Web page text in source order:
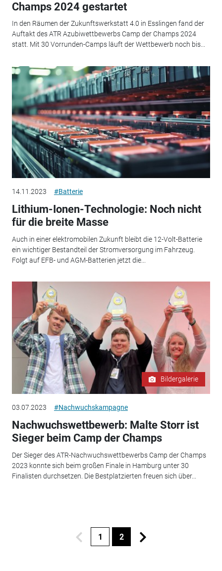
Champs 2024 gestartet
In den Räumen der Zukunftswerkstatt 4.0 in Esslingen fand der
Auftakt des ATR Azubiwettbewerbs Camp der Champs 2024
statt. Mit 30 Vorrunden-Camps läuft der Wettbewerb noch bis...
14.11.2023 #Batterie
Lithium-Ionen-Technologie: Noch nicht
für die breite Masse
Auch in einer elektromobilen Zukunft bleibt die 12-Volt-Batterie
ein wichtiger Bestandteil der Stromversorgung im Fahrzeug.
Folgt auf EFB- und AGM-Batterien jetzt die...
Bildergalerie
03.07.2023 #Nachwuchskampagne
Nachwuchswettbewerb: Malte Storr ist
Sieger beim Camp der Champs
Der Sieger des ATR-Nachwuchswettbewerbs Camp der Champs
2023 konnte sich beim großen Finale in Hamburg unter 30
Finalisten durchsetzen. Die Bestplatzierten freuen sich über...
1 2